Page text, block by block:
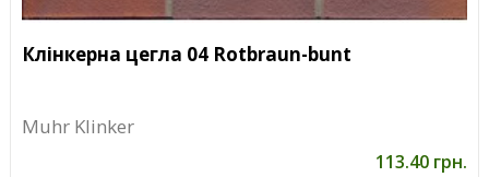
Клінкерна цегла 04 Rotbraun-bunt
Muhr Klinker
113.40 грн.